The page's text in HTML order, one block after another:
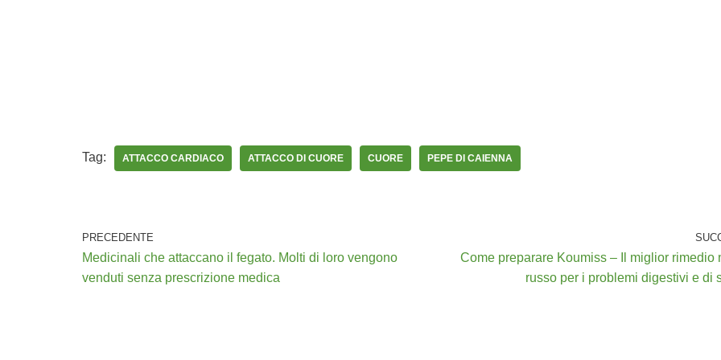
Tag: ATTACCO CARDIACO ATTACCO DI CUORE CUORE PEPE DI CAIENNA
PRECEDENTE
Medicinali che attaccano il fegato. Molti di loro vengono
venduti senza prescrizione medica
Come preparare Koumiss – Il miglior rimedio
russo per i problemi digestivi e di